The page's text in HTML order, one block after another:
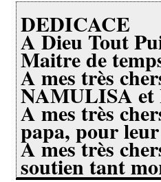
DEDICACE
A Dieu Tout
Maitre de
A mes très
NAMULISA et
A mes très
papa, pour
A mes très
soutien tant